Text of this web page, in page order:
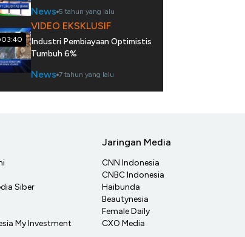
News 5 tahun yang lalu
03:40
VIDEO EKSKLUSIF
Industri Pembiayaan Optimistis
Tumbuh 6%
News 7 tahun yang lalu
Siber
My Investment
Jaringan Media
CNN Indonesia
CNBC Indonesia
Haibunda
Beautynesia
Female Daily
CXO Media